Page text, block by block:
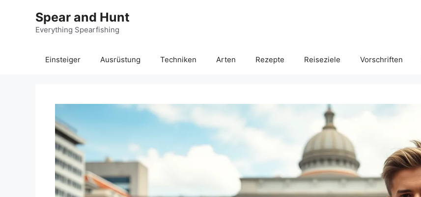
Spear and Hunt
Everything Spearfishing
Einsteiger Ausrüstung Techniken Arten Rezepte Reiseziele Vorschriften